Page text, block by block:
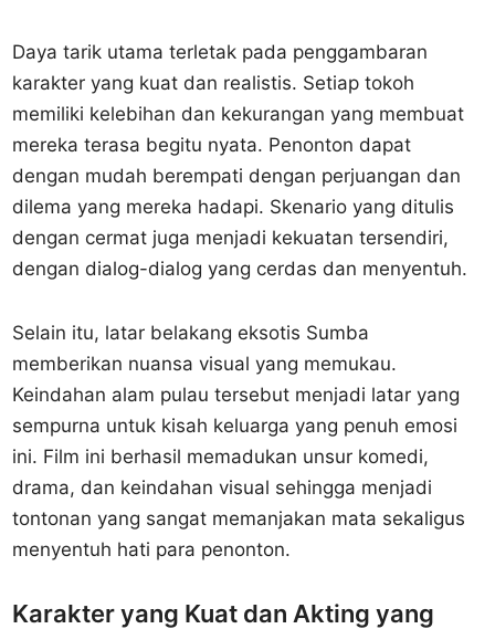
Daya tarik utama terletak pada penggambaran
karakter yang kuat dan realistis. Setiap tokoh
memiliki kelebihan dan kekurangan yang membuat
mereka terasa begitu nyata. Penonton dapat
dengan mudah berempati dengan perjuangan dan
dilema yang mereka hadapi. Skenario yang ditulis
dengan cermat juga menjadi kekuatan tersendiri,
dengan dialog-dialog yang cerdas dan menyentuh.
Selain itu, latar belakang eksotis Sumba
memberikan nuansa visual yang memukau.
Keindahan alam pulau tersebut menjadi latar yang
sempurna untuk kisah keluarga yang penuh emosi
ini. Film ini berhasil memadukan unsur komedi,
drama, dan keindahan visual sehingga menjadi
tontonan yang sangat memanjakan mata sekaligus
menyentuh hati para penonton.
Karakter yang Kuat dan Akting yang